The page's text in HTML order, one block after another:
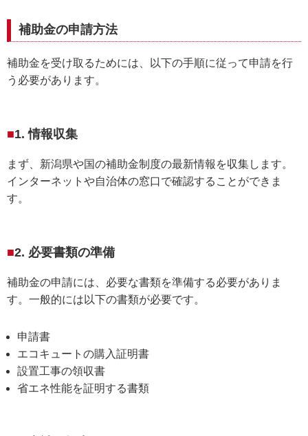
補助金の申請方法
補助金を受け取るためには、以下の手順に従って申請を行
う必要があります。
1. 情報収集
まず、新潟県や国の補助金制度の最新情報を収集します。
インターネットや自治体の窓口で確認することができま
す。
2. 必要書類の準備
補助金の申請には、必要な書類を準備する必要がありま
す。一般的には以下の書類が必要です。
申請書
エコキュートの購入証明書
設置工事の領収書
省エネ性能を証明する書類